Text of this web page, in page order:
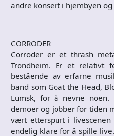
andre konsert i hjembyen
CORRODER
Corroder er et thrash
Trondheim. Er et relativt
bestående av erfarne
band som Goat the Head,
Lumsk, for å nevne
demoer og jobber for tiden
vært etterspurt i
endelig klare for å spille